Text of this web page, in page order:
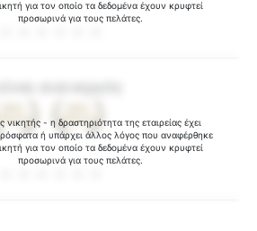
για τον οποίο τα δεδομένα έχουν κρυφτεί
προσωρινά για τους πελάτες.
νικητής - η δραστηριότητα της εταιρείας έχει
ή υπάρχει άλλος λόγος που αναφέρθηκε
για τον οποίο τα δεδομένα έχουν κρυφτεί
προσωρινά για τους πελάτες.